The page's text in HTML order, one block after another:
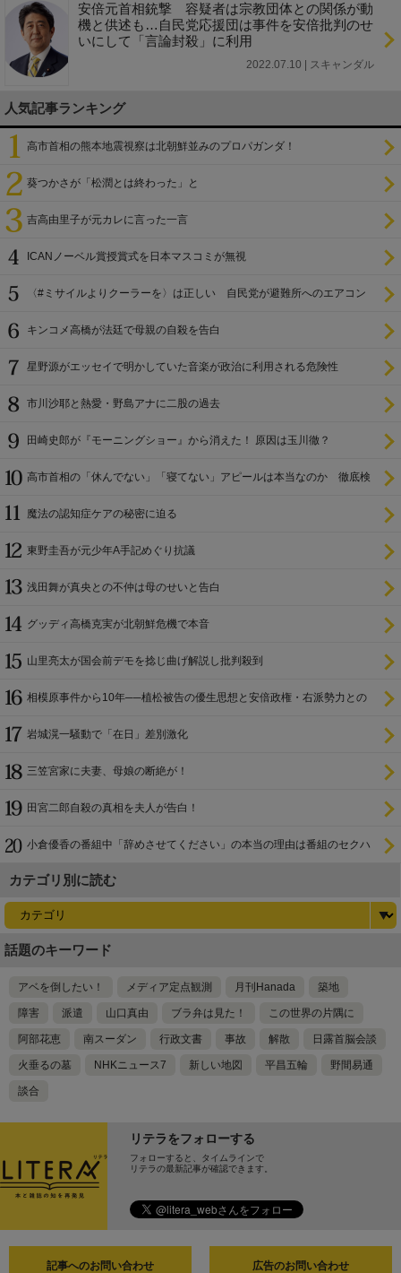
安倍元首相銃撃 容疑者は宗教団体との関係が動
機と供述も…自民党応援団は事件を安倍批判のせ
いにして「言論封殺」に利用
2022.07.10 | スキャンダル
人気記事ランキング
高市首相の熊本地震視察は北朝鮮並みのプロパガンダ！
葵つかさが「松潤とは終わった」と
吉高由里子が元カレに言った一言
ICANノーベル賞授賞式を日本マスコミが無視
〈#ミサイルよりクーラーを〉は正しい 自民党が避難所へのエアコン
キンコメ高橋が法廷で母親の自殺を告白
星野源がエッセイで明かしていた音楽が政治に利用される危険性
市川沙耶と熱愛・野島アナに二股の過去
田崎史郎が『モーニングショー』から消えた！ 原因は玉川徹？
高市首相の「休んでない」「寝てない」アピールは本当なのか 徹底検
魔法の認知症ケアの秘密に迫る
東野圭吾が元少年A手記めぐり抗議
浅田舞が真央との不仲は母のせいと告白
グッディ高橋克実が北朝鮮危機で本音
山里亮太が国会前デモを捻じ曲げ解説し批判殺到
相模原事件から10年──植松被告の優生思想と安倍政権・右派勢力との
岩城滉一騒動で「在日」差別激化
三笠宮家に夫妻、母娘の断絶が！
田宮二郎自殺の真相を夫人が告白！
小倉優香の番組中「辞めさせてください」の本当の理由は番組のセクハ
カテゴリ別に読む
話題のキーワード
アベを倒したい！ メディア定点観測 月刊Hanada 築地
障害 派遣 山口真由 ブラ弁は見た！ この世界の片隅に
阿部花恵 南スーダン 行政文書 事故 解散 日露首脳会談
火垂るの墓 NHKニュース7 新しい地図 平昌五輪 野間易通
談合
リテラをフォローする
フォローすると、タイムラインで
リテラの最新記事が確認できます。
記事へのお問い合わせ 広告のお問い合わせ